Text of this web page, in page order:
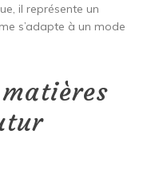
il représente un
s’adapte à un mode